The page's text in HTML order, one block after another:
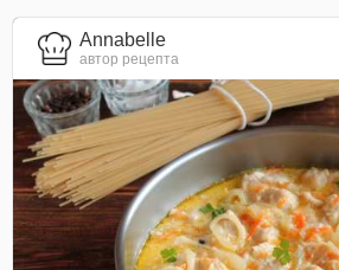
Annabelle
автор рецепта